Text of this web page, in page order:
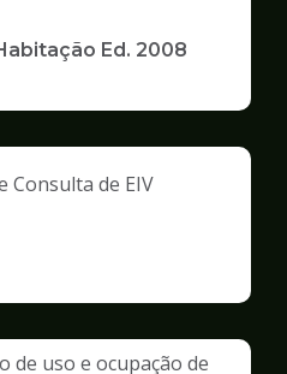
Ed. 2008